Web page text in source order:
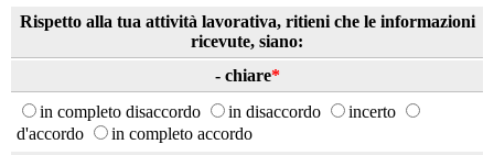
Rispetto alla tua attività lavorativa, ritieni che le informazioni
ricevute, siano:
- chiare*
in completo disaccordo
in disaccordo
incerto
d'accordo
in completo accordo